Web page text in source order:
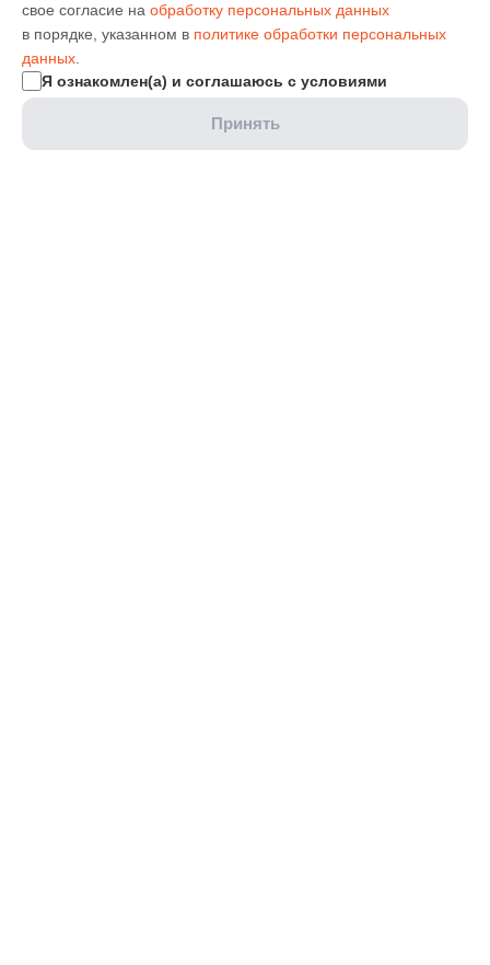
свое согласие на обработку персональных данных
в порядке, указанном в политике обработки персональных
данных
Я ознакомлен(а) и соглашаюсь с условиями
Принять